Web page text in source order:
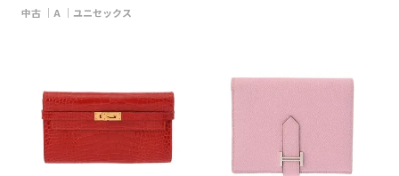
中古 A ユニセックス